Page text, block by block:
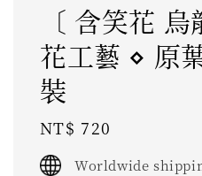
〔 含笑花
花工藝 ⋄ 原
裝
Regular
price
NT$ 720
Worldwide